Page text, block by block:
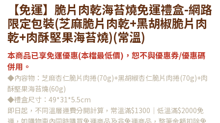
【免運】脆片肉乾海苔燒免運禮盒-網路
限定包裝(芝麻脆片肉乾+黑胡椒脆片肉
乾+肉酥堅果海苔燒)(常溫)
本商品已享免運優惠(本檔最低價)，恕不與優惠券/優惠碼
併用。
◆內容物：芝麻杏仁脆片肉捲(70g)+黑胡椒杏仁脆片肉捲(70g)+肉
酥堅果海苔燒(60g)
◆禮盒尺寸：49*31*5.5cm
即日起，不同溫層運費分開計算，常溫滿$1300｜低溫滿$2000免
運，如購物車內同時購買免運商品及非免運商品，整筆金額扣除免